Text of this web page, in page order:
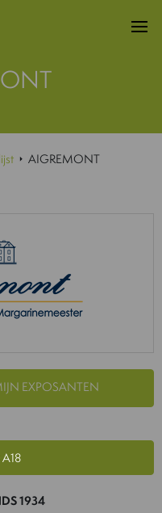
AIGREMONT
EXPOSANTEN
1934